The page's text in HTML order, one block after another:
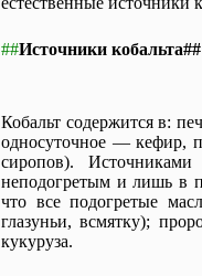
##Источники кобальта##
Кобальт содержится в:
односуточное — кефир,
сиропов).
неподогретым и лишь в
что все подогретые
глазуньи, всмятку);
кукуруза.